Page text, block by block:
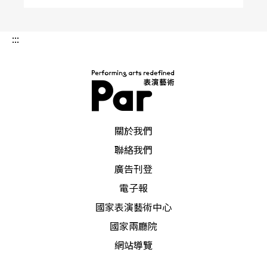
這很重要，因為我一直認為自己是世界上最幸運的
大提琴家，我是唯一同時親炙皮亞提郭斯基（Piatig
orsky）以及羅斯托波維奇（Rostropovich）兩位大
師指點的大提琴家；然而，就像我常說的，我的老
師不只這兩位，就學習的角度而言，包括杜普雷
（J. du Pré）、顧德曼（N. Gutman），以及許許
多多大提琴家皆為我師法的典範人物；並且，不僅
從大提琴家身上，在許多演出中我會得到許多的經
驗，從其他的音樂家、不同領域的藝術家、形形色
色的人身上，都可以學到東西；簡言之，如果你的
:::
關於我們
聯絡我們
廣告刊登
電子報
國家表演藝術中心
國家兩廳院
網站導覽